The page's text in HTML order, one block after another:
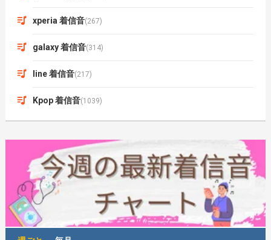
xperia 着信音(267)
galaxy 着信音(314)
line 着信音(217)
Kpop 着信音(1039)